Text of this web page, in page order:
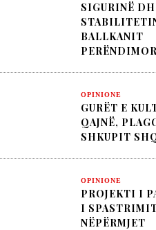
diplomatike e Turqisë
SIGURINË
BALLKANIT
PERËNDIMOR
OPINIONE
GURËT E
QAJNË,
SHKUPIT
OPINIONE
PROJEKTI I
I
NËPËRMJET